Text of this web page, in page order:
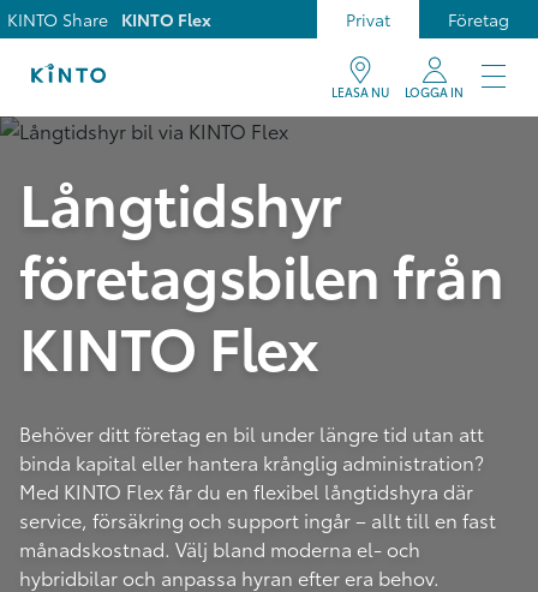
Privat Företag
KINTO Share KINTO Flex
LEASA NU LOGGA IN
Långtidshyr
företagsbilen från
KINTO Flex
Behöver ditt företag en bil under längre tid utan att
binda kapital eller hantera krånglig administration?
Med KINTO Flex får du en flexibel långtidshyra där
service, försäkring och support ingår – allt till en fast
månadskostnad. Välj bland moderna el- och
hybridbilar och anpassa hyran efter era behov.